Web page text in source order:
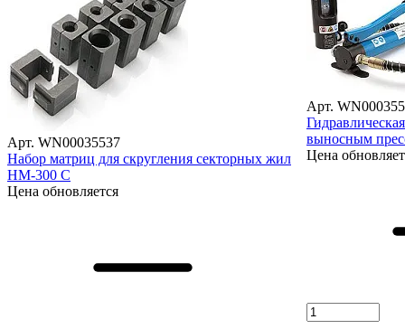
Арт. WN00035537
Набор матриц для скругления секторных жил
НМ-300 С
Цена обновляется
Арт.
выносным
Цена